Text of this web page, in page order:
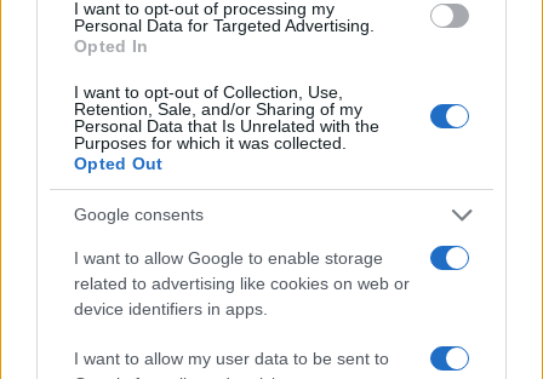
I want to opt-out of processing my
Personal Data for Targeted Advertising.
Opted In
I want to opt-out of Collection, Use,
Retention, Sale, and/or Sharing of my
Personal Data that Is Unrelated with the
Purposes for which it was collected.
Opted Out
Google consents
I want to allow Google to enable storage
related to advertising like cookies on web or
device identifiers in apps.
I want to allow my user data to be sent to
Nombre
Bitcoin
(BTC)
$65,042.00
Ethereum $1,921.68
BNB